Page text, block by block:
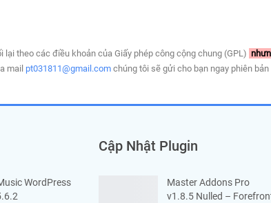
lại theo các điều khoản của Giấy phép công cộng chung (GPL)
mail pt031811@gmail.com chúng tôi sẽ gửi cho bạn ngay phiên
WordPress
Cập Nhật Plugin
Master Addons Pro
v1.8.5 Nulled –